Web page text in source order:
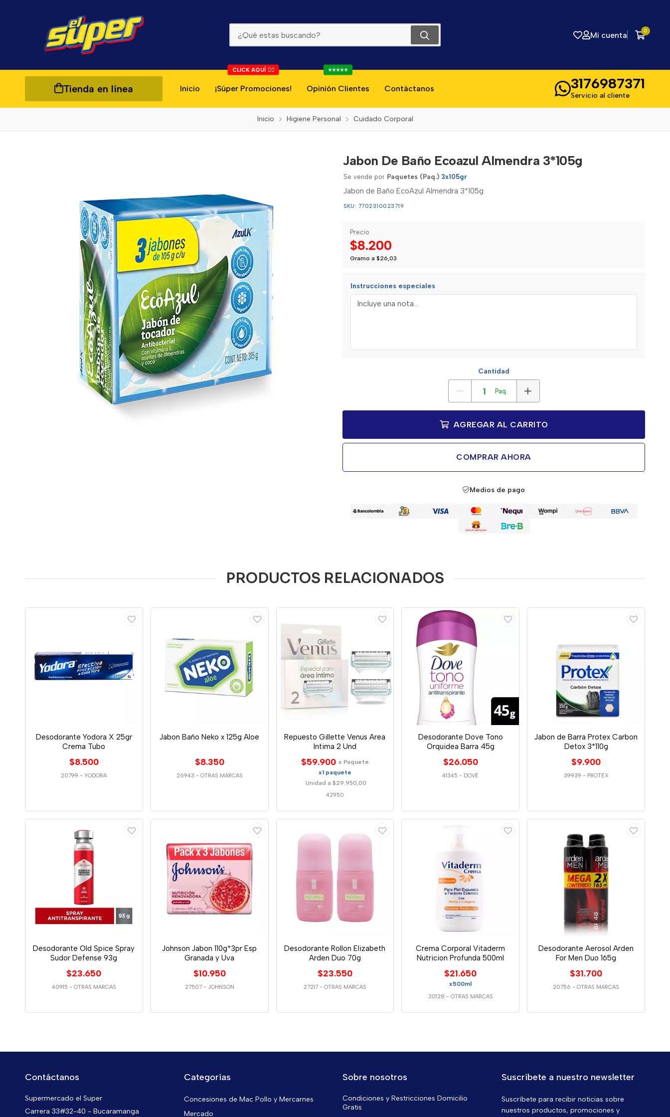
Mi cuenta 0
Tienda en línea Inicio ¡Súper Promociones!
CLICK AQUÍ 👇🏻
Opinión Clientes
⭐⭐⭐⭐⭐
Contáctanos 3176987371
Servicio al cliente
Inicio Higiene Personal Cuidado Corporal
Jabon De Baño Ecoazul Almendra 3*105g
Se vende por Paquetes (Paq.) 3x105gr
Jabon de Baño EcoAzul Almendra 3*105g
SKU: 7702310023719
Precio
$8.200
Gramo a $26,03
Instrucciones especiales
Cantidad
Paq.
AGREGAR AL CARRITO
COMPRAR AHORA
Medios de pago
PRODUCTOS RELACIONADOS
Desodorante Yodora X 25gr
Crema Tubo
$8.500
20799 -YODORA
Jabon Baño Neko x 125g Aloe
$8.350
26943 - OTRAS MARCAS
Repuesto Gillette Venus Area
Intima 2 Und
$59.900 x Paquete
x1 paquete
Unidad a $29.950,00
42950
Desodorante Dove Tono
Orquidea Barra 45g
$26.050
41345 - DOVE
Jabon de Barra Protex Carbon
Detox 3*110g
$9.900
39939 - PROTEX
Desodorante Old Spice Spray
Sudor Defense 93g
$23.650
40915 - OTRAS MARCAS
Johnson Jabon 110g*3pr Esp
Granada y Uva
$10.950
27507 - JOHNSON
Desodorante Rollon Elizabeth
Arden Duo 70g
$23.550
27217 - OTRAS MARCAS
Crema Corporal Vitaderm
Nutricion Profunda 500ml
$21.650
x500ml
30128 - OTRAS MARCAS
Desodorante Aerosol Arden
For Men Duo 165g
$31.700
20756 -OTRAS MARCAS
Contáctanos
Supermercado el Super
Carrera 33#32-40 - Bucaramanga
Categorías
Concesiones de Mac Pollo y Mercarnes
Mercado
Sobre nosotros
Condiciones y Restricciones Domicilio
Gratis
Suscríbete a nuestro newsletter
Suscríbete para recibir noticias sobre
nuestros productos, promociones y